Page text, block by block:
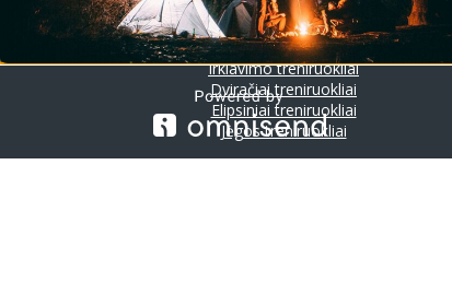
Treniruokliai
Bėgimo takeliai
Irklavimo treniruokliai
Dviračiai treniruokliai
Elipsiniai treniruokliai
Jėgos treniruokliai